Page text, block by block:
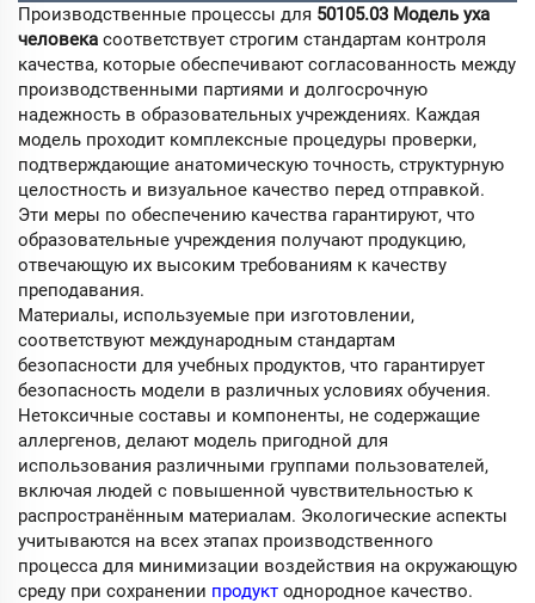
Производственные процессы для 50105.03 Модель уха
человека соответствует строгим стандартам контроля
качества, которые обеспечивают согласованность между
производственными партиями и долгосрочную
надежность в образовательных учреждениях. Каждая
модель проходит комплексные процедуры проверки,
подтверждающие анатомическую точность, структурную
целостность и визуальное качество перед отправкой.
Эти меры по обеспечению качества гарантируют, что
образовательные учреждения получают продукцию,
отвечающую их высоким требованиям к качеству
преподавания.
Материалы, используемые при изготовлении,
соответствуют международным стандартам
безопасности для учебных продуктов, что гарантирует
безопасность модели в различных условиях обучения.
Нетоксичные составы и компоненты, не содержащие
аллергенов, делают модель пригодной для
использования различными группами пользователей,
включая людей с повышенной чувствительностью к
распространённым материалам. Экологические аспекты
учитываются на всех этапах производственного
процесса для минимизации воздействия на окружающую
среду при сохранении продукт однородное качество.